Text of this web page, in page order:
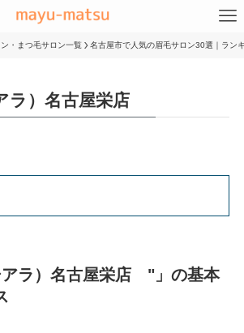
・まつ毛サロン一覧 名古屋市で人気の眉毛サロン30選｜ラン
ラ）名古屋栄店
アラ）名古屋栄店 "」の基本